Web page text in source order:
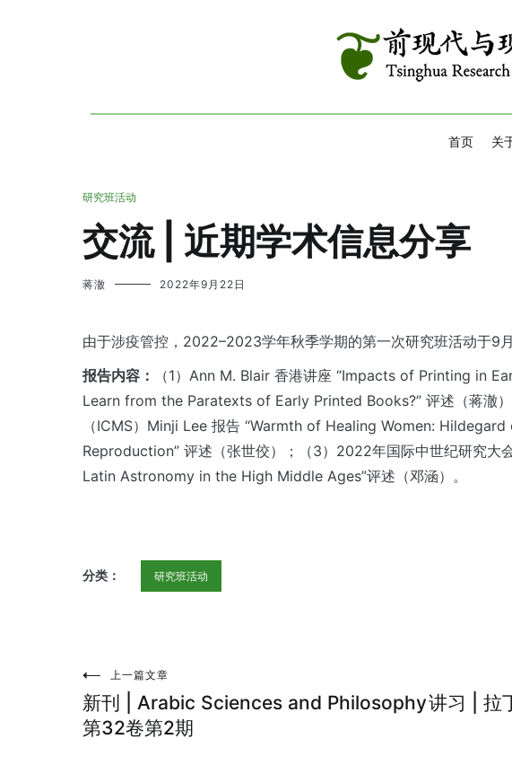
首页
关
研究班活动
交流 | 近期学术信息分享
蒋澈 2022年9月22日
由于涉疫管控，2022–2023学年秋季学期的第一次研究班活动于9月
报告内容：
（1）Ann M. Blair 香港讲座 “Impacts of Printing in
Learn from the Paratexts of Early Printed Books?” 评述（蒋澈
（ICMS）Minji Lee 报告 “Warmth of Healing Women:
Reproduction” 评述（张世佼）；（3）2022年国际中世纪研究
Latin Astronomy in the High Middle Ages”评述（邓涵）。
分类： 研究班活动
文
章
上一篇文章
新刊 | Arabic Sciences and Philosophy
第32卷第2期
讲习 | 拉